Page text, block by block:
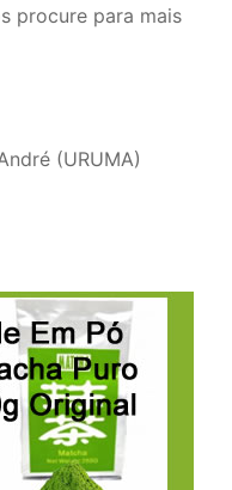
procure para mais
(URUMA)